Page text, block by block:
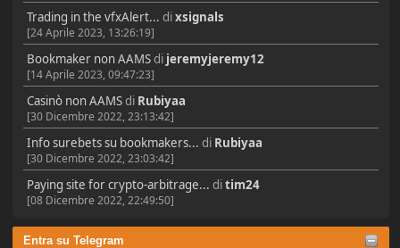
Trading in the vfxAlert... dixsignals
[24 Aprile 2023, 13:26:19]
Bookmaker non AAMSdi jeremyjeremy12
[14 Aprile 2023, 09:47:23]
Casinò non AAMSdi Rubiyaa
[30 Dicembre 2022, 23:13:42]
Info surebets su bookmakers... di Rubiyaa
[30 Dicembre 2022, 23:03:42]
Paying site for crypto-arbitrage... ditim24
[08 Dicembre 2022, 22:49:50]
Entra su Telegram